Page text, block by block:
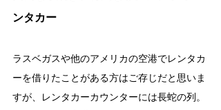
ンタカー
ラスベガスや他のアメリカの空港でレンタカ
ーを借りたことがある方はご存じだと思いま
すが、レンタカーカウンターには長蛇の列。